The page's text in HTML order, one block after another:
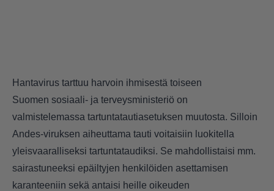
Hantavirus tarttuu harvoin ihmisestä toiseen
Suomen sosiaali- ja terveysministeriö on
valmistelemassa tartuntatautiasetuksen muutosta. Silloin
Andes-viruksen aiheuttama tauti voitaisiin luokitella
yleisvaaralliseksi tartuntataudiksi. Se mahdollistaisi mm.
sairastuneeksi epäiltyjen henkilöiden asettamisen
karanteeniin sekä antaisi heille oikeuden